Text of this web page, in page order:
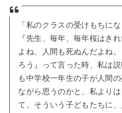
「私のクラスの受けもちに
『先生、毎年、毎年桜はき
よね、人間も死ぬんだよね
ろう』って言った時、私は
も中学校一年生の子が人間
ながら思うのかと、私より
て。そういう子どもたちに